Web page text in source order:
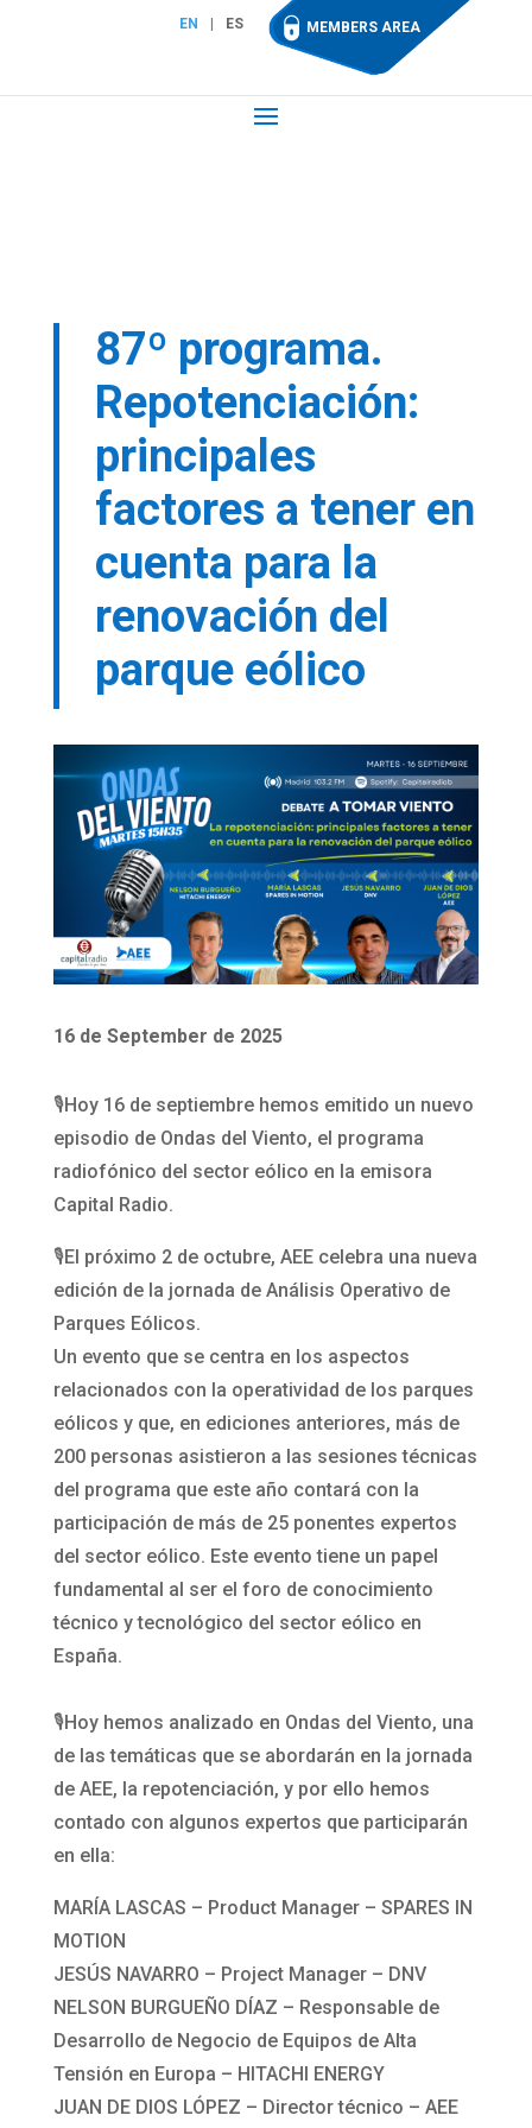
EN ES MEMBERS AREA
87º programa.
Repotenciación:
principales
factores a tener en
cuenta para la
renovación del
parque eólico
16 de September de 2025
🎙️Hoy 16 de septiembre hemos emitido un nuevo
episodio de Ondas del Viento, el programa
radiofónico del sector eólico en la emisora
Capital Radio.
🎙️El próximo 2 de octubre, AEE celebra una nueva
edición de la jornada de Análisis Operativo de
Parques Eólicos.
Un evento que se centra en los aspectos
relacionados con la operatividad de los parques
eólicos y que, en ediciones anteriores, más de
200 personas asistieron a las sesiones técnicas
del programa que este año contará con la
participación de más de 25 ponentes expertos
del sector eólico. Este evento tiene un papel
fundamental al ser el foro de conocimiento
técnico y tecnológico del sector eólico en
España.
🎙️Hoy hemos analizado en Ondas del Viento, una
de las temáticas que se abordarán en la jornada
de AEE, la repotenciación, y por ello hemos
contado con algunos expertos que participarán
en ella:
MARÍA LASCAS – Product Manager – SPARES IN
MOTION
JESÚS NAVARRO – Project Manager – DNV
NELSON BURGUEÑO DÍAZ – Responsable de
Desarrollo de Negocio de Equipos de Alta
Tensión en Europa – HITACHI ENERGY
JUAN DE DIOS LÓPEZ – Director técnico – AEE